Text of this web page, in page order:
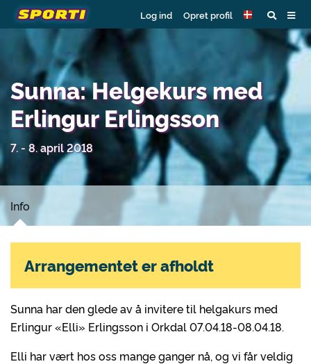
Log ind Opret profil
Sunna: Helgekurs med
Erlingur Erlingsson
7. - 8. april 2018
Info
Sunna har den glede av å invitere til helgakurs med
Erlingur «Elli» Erlingsson i Orkdal 07.04.18-08.04.18.
Elli har vært hos oss mange ganger nå, og vi får veldig
Arrangementet er afholdt